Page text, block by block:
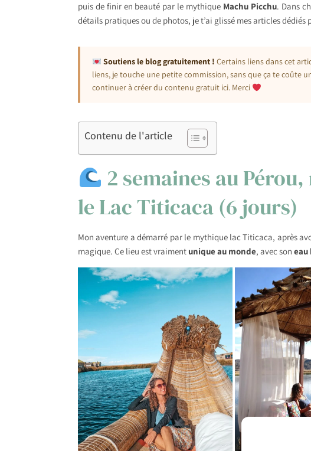
puis de finir en beauté par le mythique Machu Picchu. Dans
détails pratiques ou de photos, je t’ai glissé mes articles
Soutiens le blog gratuitement ! Certains liens dans cet
liens, je touche une petite commission, sans que ça te coûte
continuer à créer du contenu gratuit ici. Merci
Contenu de l'article
2 semaines au
le Lac Titicaca (6 jours)
Mon aventure a démarré par le mythique lac Titicaca, après
magique. Ce lieu est vraiment unique au monde, avec son eau